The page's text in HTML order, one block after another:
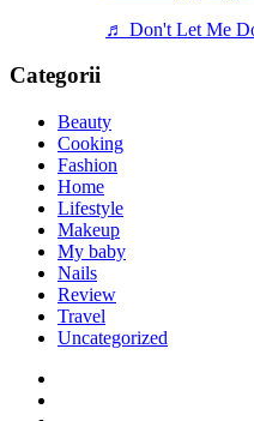
♬ Don't Let Me
Categorii
Beauty
Cooking
Fashion
Home
Lifestyle
Makeup
My baby
Nails
Review
Travel
Uncategorized